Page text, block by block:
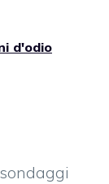
d'odio
sondaggi